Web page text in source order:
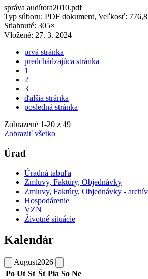
správa audítora2010.pdf
Typ súboru: PDF dokument, Veľkosť:
Stiahnuté: 305×
Vložené: 27. 3. 2024
prvá stránka
predchádzajúca stránka
1
2
3
ďalšia stránka
posledná stránka
Zobrazené 1-20 z 49
Zobraziť všetko
Úrad
Úradná tabuľa
Zmluvy, Faktúry, Objednávky
Zmluvy, Faktúry, Objednávky - archív
Hospodárenie
VZN
Životné situácie
Kalendár
August2026
Po Ut St Št Pia So Ne